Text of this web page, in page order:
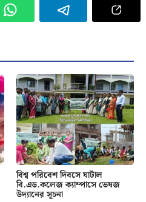
বিশ্ব পরিবেশ দিবসে ঘাটাল
বি.এড.কলেজ ক্যাম্পাসে ভেষজ
উদ্যানের সূচনা